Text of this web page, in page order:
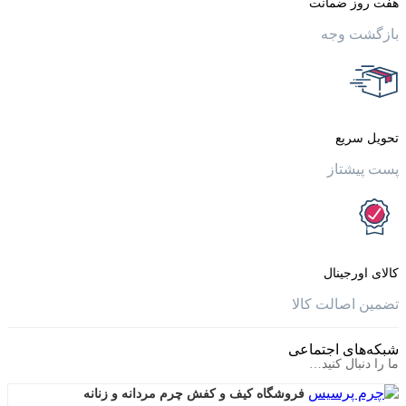
ضمانت
وجه
کالا
اجتماعی
کنید…
فروشگاه کیف و کفش چرم مردانه و زنانه